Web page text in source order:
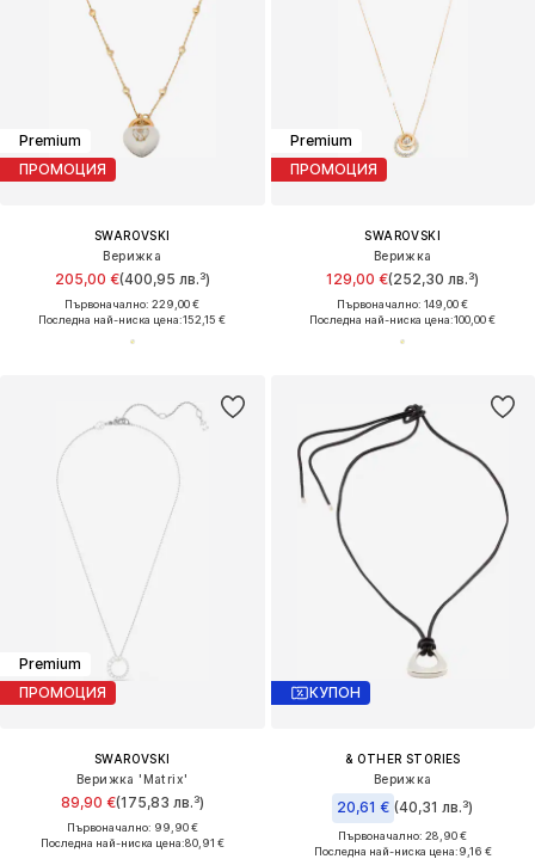
Premium
ПРОМОЦИЯ
SWAROVSKI
Верижка
205,00 €(400,95 лв.³)
Първоначално: 229,00 €
Последна най-ниска цена:152,15 €
Premium
ПРОМОЦИЯ
SWAROVSKI
Верижка
129,00 €(252,30 лв.³)
Първоначално: 149,00 €
Последна най-ниска цена:100,00 €
Premium
ПРОМОЦИЯ
SWAROVSKI
Верижка 'Matrix'
89,90 €(175,83 лв.³)
Първоначално: 99,90 €
Последна най-ниска цена:80,91 €
КУПОН
& OTHER STORIES
Верижка
20,61 € (40,31 лв.³)
Първоначално: 28,90 €
Последна най-ниска цена:9,16 €